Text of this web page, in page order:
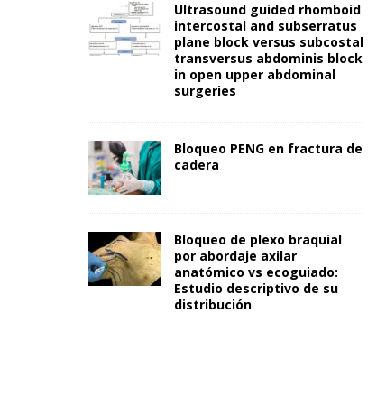
Ultrasound guided rhomboid
intercostal and subserratus
plane block versus subcostal
transversus abdominis block
in open upper abdominal
surgeries
Bloqueo PENG en fractura de
cadera
Bloqueo de plexo braquial
por abordaje axilar
anatómico vs ecoguiado:
Estudio descriptivo de su
distribución